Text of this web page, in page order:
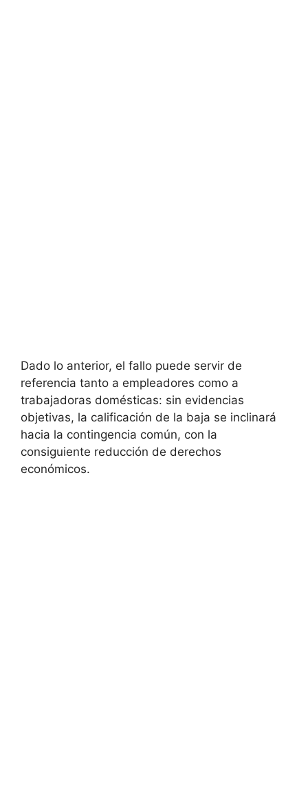
Dado lo anterior, el fallo puede servir de
referencia tanto a empleadores como a
trabajadoras domésticas: sin evidencias
objetivas, la calificación de la baja se inclinará
hacia la contingencia común, con la
consiguiente reducción de derechos
económicos.